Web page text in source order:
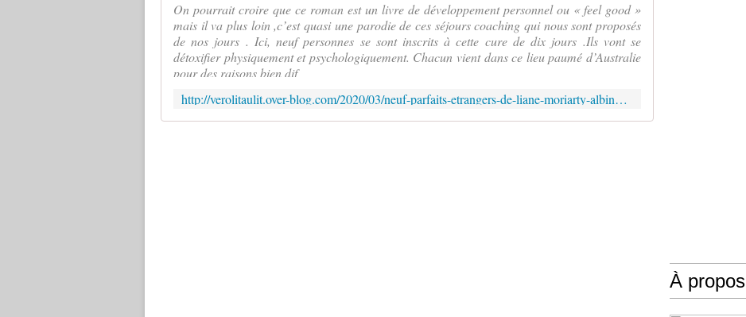
On pourrait croire que ce roman est un livre de développement personnel ou « feel good »
mais il va plus loin ,c’est quasi une parodie de ces séjours coaching qui nous sont proposés
de nos jours . Ici, neuf personnes se sont inscrits à cette cure de dix jours .Ils vont se
détoxifier physiquement et psychologiquement. Chacun vient dans ce lieu paumé d’Australie
pour des raisons bien dif
http://verolitaulit.over-blog.com/2020/03/neuf-parfaits-etrangers-de-liane-moriarty-albinmichel.html
À propos